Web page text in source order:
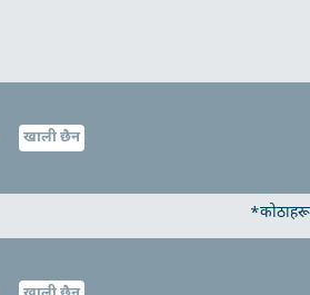
खाली छैन
*कोठाहरू